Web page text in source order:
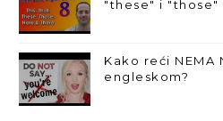
"these" i "those"
Kako reći NEMA
engleskom?